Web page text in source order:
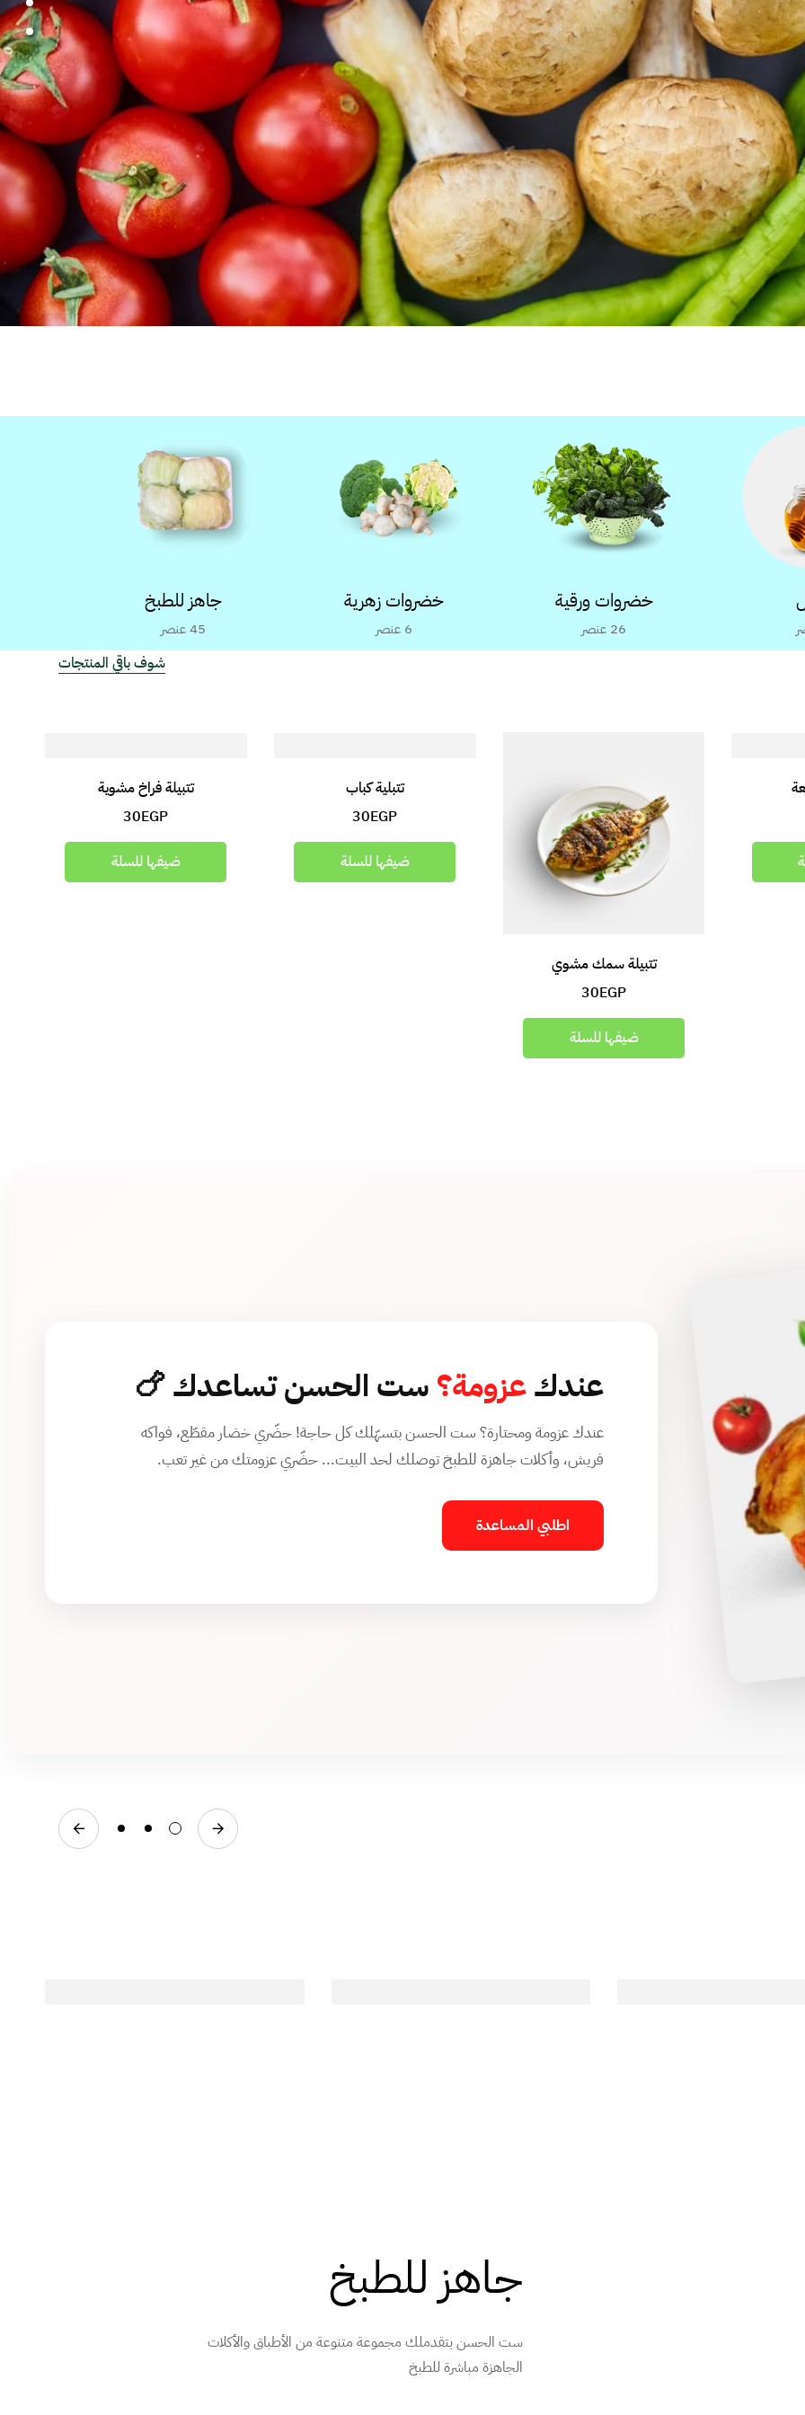
خضروات ورقية
26 عنصر
خضروات زهرية
6 عنصر
جاهز للطبخ
45عنصر
شوف باقي المنتجات
تتبيلة سمك مشوي
30EGP
ضيفها للسلة
تتبلية كباب
30EGP
ضيفها للسلة
تتبيلة فراخ مشوية
30EGP
ضيفها للسلة
عندكعزومة؟ست الحسن تساعدك 🍗
عندك عزومة ومحتارة؟ ست الحسن بتسهّلك كل حاجة! حضّري خضار مقطّع، فواكه
فريش، وأكلات جاهزة للطبخ توصلك لحد البيت... حضّري عزومتك من غير تعب.
اطلبي المساعدة
جاهز للطبخ
ست الحسن بتقدملك مجموعة متنوعة من الأطباق والأكلات
الجاهزة مباشرة للطبخ